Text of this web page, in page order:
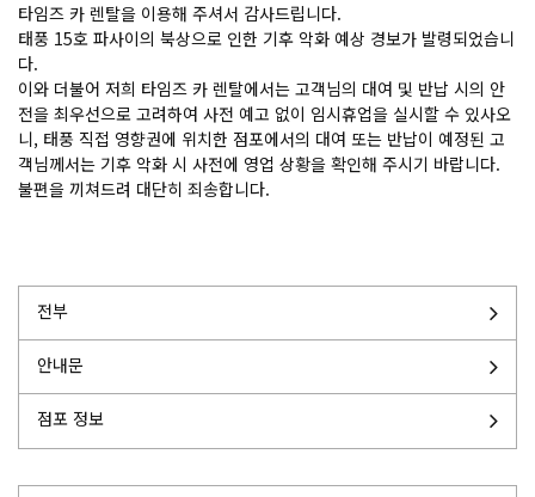
타임즈 카 렌탈을 이용해 주셔서 감사드립니다.
태풍 15호 파사이의 북상으로 인한 기후 악화 예상 경보가 발령되었습니
다.
이와 더불어 저희 타임즈 카 렌탈에서는 고객님의 대여 및 반납 시의 안
전을 최우선으로 고려하여 사전 예고 없이 임시휴업을 실시할 수 있사오
니, 태풍 직접 영향권에 위치한 점포에서의 대여 또는 반납이 예정된 고
객님께서는 기후 악화 시 사전에 영업 상황을 확인해 주시기 바랍니다.
불편을 끼쳐드려 대단히 죄송합니다.
전부
안내문
점포 정보